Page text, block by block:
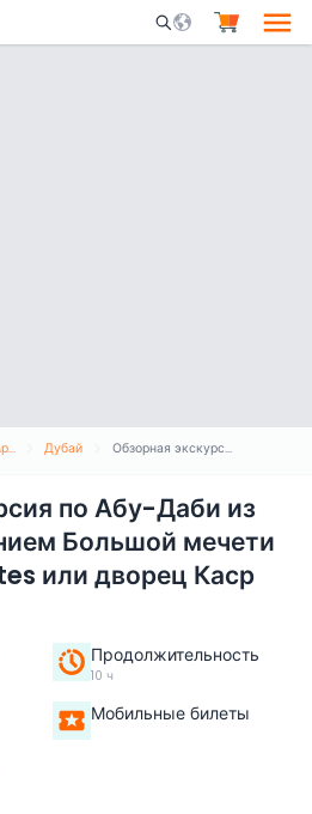
Mobile Search
Объединенные Арабские Эмираты Дубай Обзорная экскурсия по Абу-Даби из Дубая с посещением Большой мечети + зоопарк Emirates или дворец Каср Аль Ватан
по Абу-Даби из
Большой мечети
или дворец Каср
Продолжительность
10 ч
Мобильные билеты